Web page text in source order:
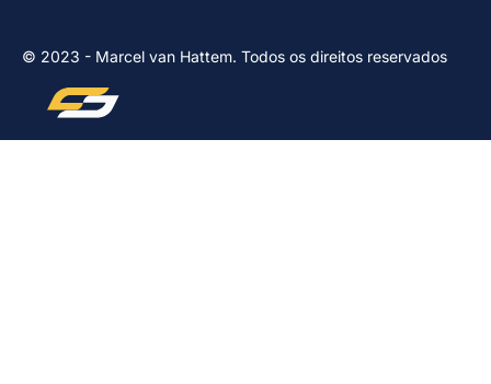
© 2023 - Marcel van Hattem. Todos os direitos reservados